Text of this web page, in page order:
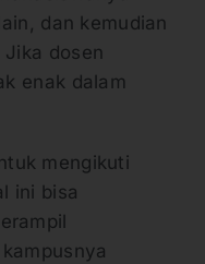
dan kemudian
dosen
enak dalam
mengikuti
ini bisa